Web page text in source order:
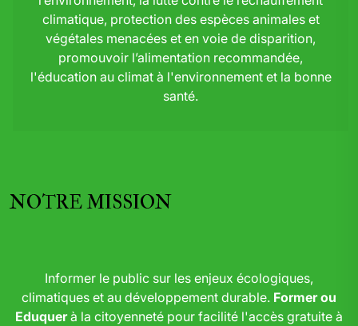
climatique, protection des espèces animales et
végétales menacées et en voie de disparition,
promouvoir l’alimentation recommandée,
l'éducation au climat à l'environnement et la bonne
santé.
NOTRE MISSION
Informer le public sur les enjeux écologiques,
climatiques et au développement durable. Former ou
Eduquerà la citoyenneté pour facilité l'accès gratuite à